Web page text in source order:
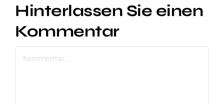
Hinterlassen Sie einen
Kommentar
Kommentar